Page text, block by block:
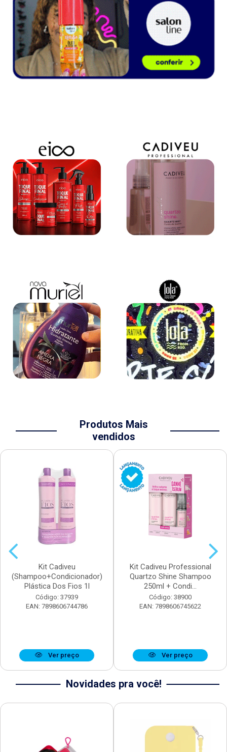
Produtos Mais
vendidos
Kit Cadiveu
(Shampoo+Condicionador)
Plástica Dos Fios 1l
Código: 37939
EAN: 7898606744786
Ver preço
Kit Cadiveu Professional
Quartzo Shine Shampoo
250ml + Condi...
Código: 38900
EAN: 7898606745622
Ver preço
Novidades pra você!